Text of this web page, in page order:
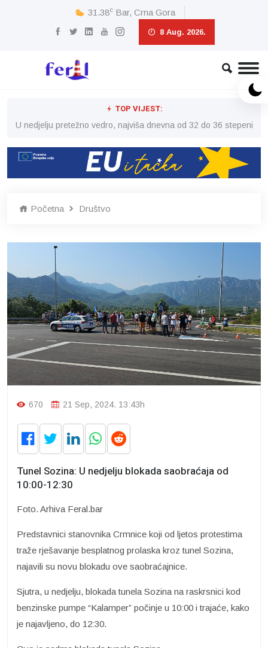
31.38c Bar, Crna Gora
8 Aug. 2026.
TOP VIJEST:
U nedjelju pretežno vedro, najviša dnevna od 32 do 36 stepeni
Početna Društvo
670 21 Sep, 2024. 13:43h
Tunel Sozina: U nedjelju blokada saobraćaja od
10:00-12:30
Foto. Arhiva Feral.bar
Predstavnici stanovnika Crmnice koji od ljetos protestima
traže rješavanje besplatnog prolaska kroz tunel Sozina,
najavili su novu blokadu ove saobraćajnice.
Sjutra, u nedjelju, blokada tunela Sozina na raskrsnici kod
benzinske pumpe “Kalamper” počinje u 10:00 i trajaće, kako
je najavljeno, do 12:30.